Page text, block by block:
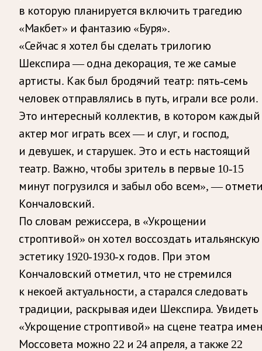
в которую планируется включить трагедию
«Макбет» и фантазию «Буря».
«Сейчас я хотел бы сделать трилогию
Шекспира — одна декорация, те же самые
артисты. Как был бродячий театр: пять-семь
человек отправлялись в путь, играли все роли.
Это интересный коллектив, в котором каждый
актер мог играть всех — и слуг, и господ,
и девушек, и старушек. Это и есть настоящий
театр. Важно, чтобы зритель в первые 10-15
минут погрузился и забыл обо всем», —
Кончаловский.
По словам режиссера, в «Укрощении
строптивой» он хотел воссоздать итальянскую
эстетику 1920-1930-х годов. При этом
Кончаловский отметил, что не стремился
к некоей актуальности, а старался следовать
традиции, раскрывая идеи Шекспира. Увидеть
«Укрощение строптивой» на сцене театра
Моссовета можно 22 и 24 апреля, а также 22